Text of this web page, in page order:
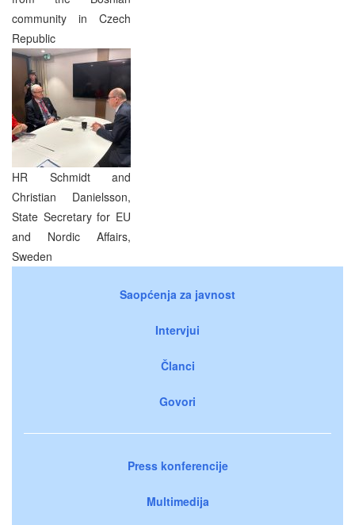
community in Czech
Republic
HR Schmidt and
Christian Danielsson,
State Secretary for EU
and Nordic Affairs,
Sweden
Saopćenja za javnost
Intervjui
Članci
Govori
Press konferencije
Multimedija